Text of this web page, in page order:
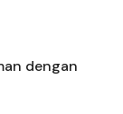
dengan